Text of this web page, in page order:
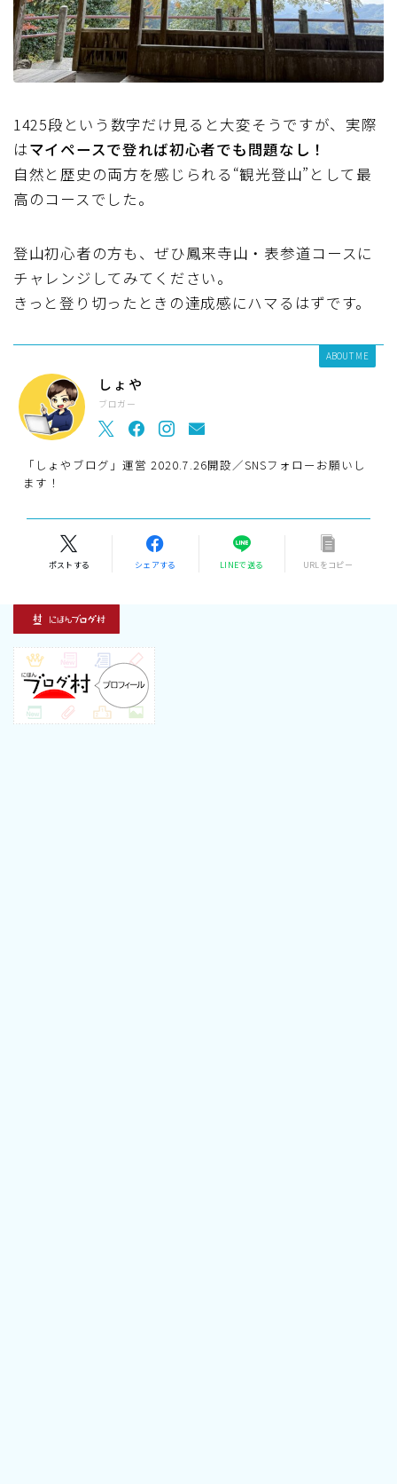
1425段という数字だけ見ると大変そうですが、実際
はマイペースで登れば初心者でも問題なし！
自然と歴史の両方を感じられる“観光登山”として最
高のコースでした。
登山初心者の方も、ぜひ鳳来寺山・表参道コースに
チャレンジしてみてください。
きっと登り切ったときの達成感にハマるはずです。
ABOUT ME
しょや
ブロガー
「しょやブログ」運営 2020.7.26開設／SNSフォローお願いし
ます！
ポストする シェアする LINEで送る URLをコピー